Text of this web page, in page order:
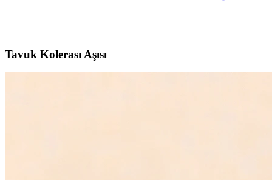
Tavuk Kolerası Aşısı